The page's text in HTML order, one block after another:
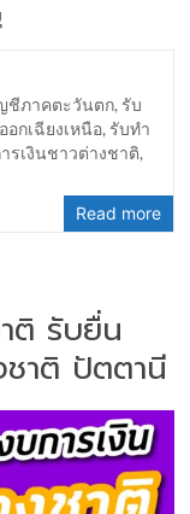
ชีภาคตะวันตก, รับ
กเฉียงเหนือ, รับทำ
รเงินชาวต่างชาติ,
Read more
ติ รับยื่น
ชาติ ปัตตานี